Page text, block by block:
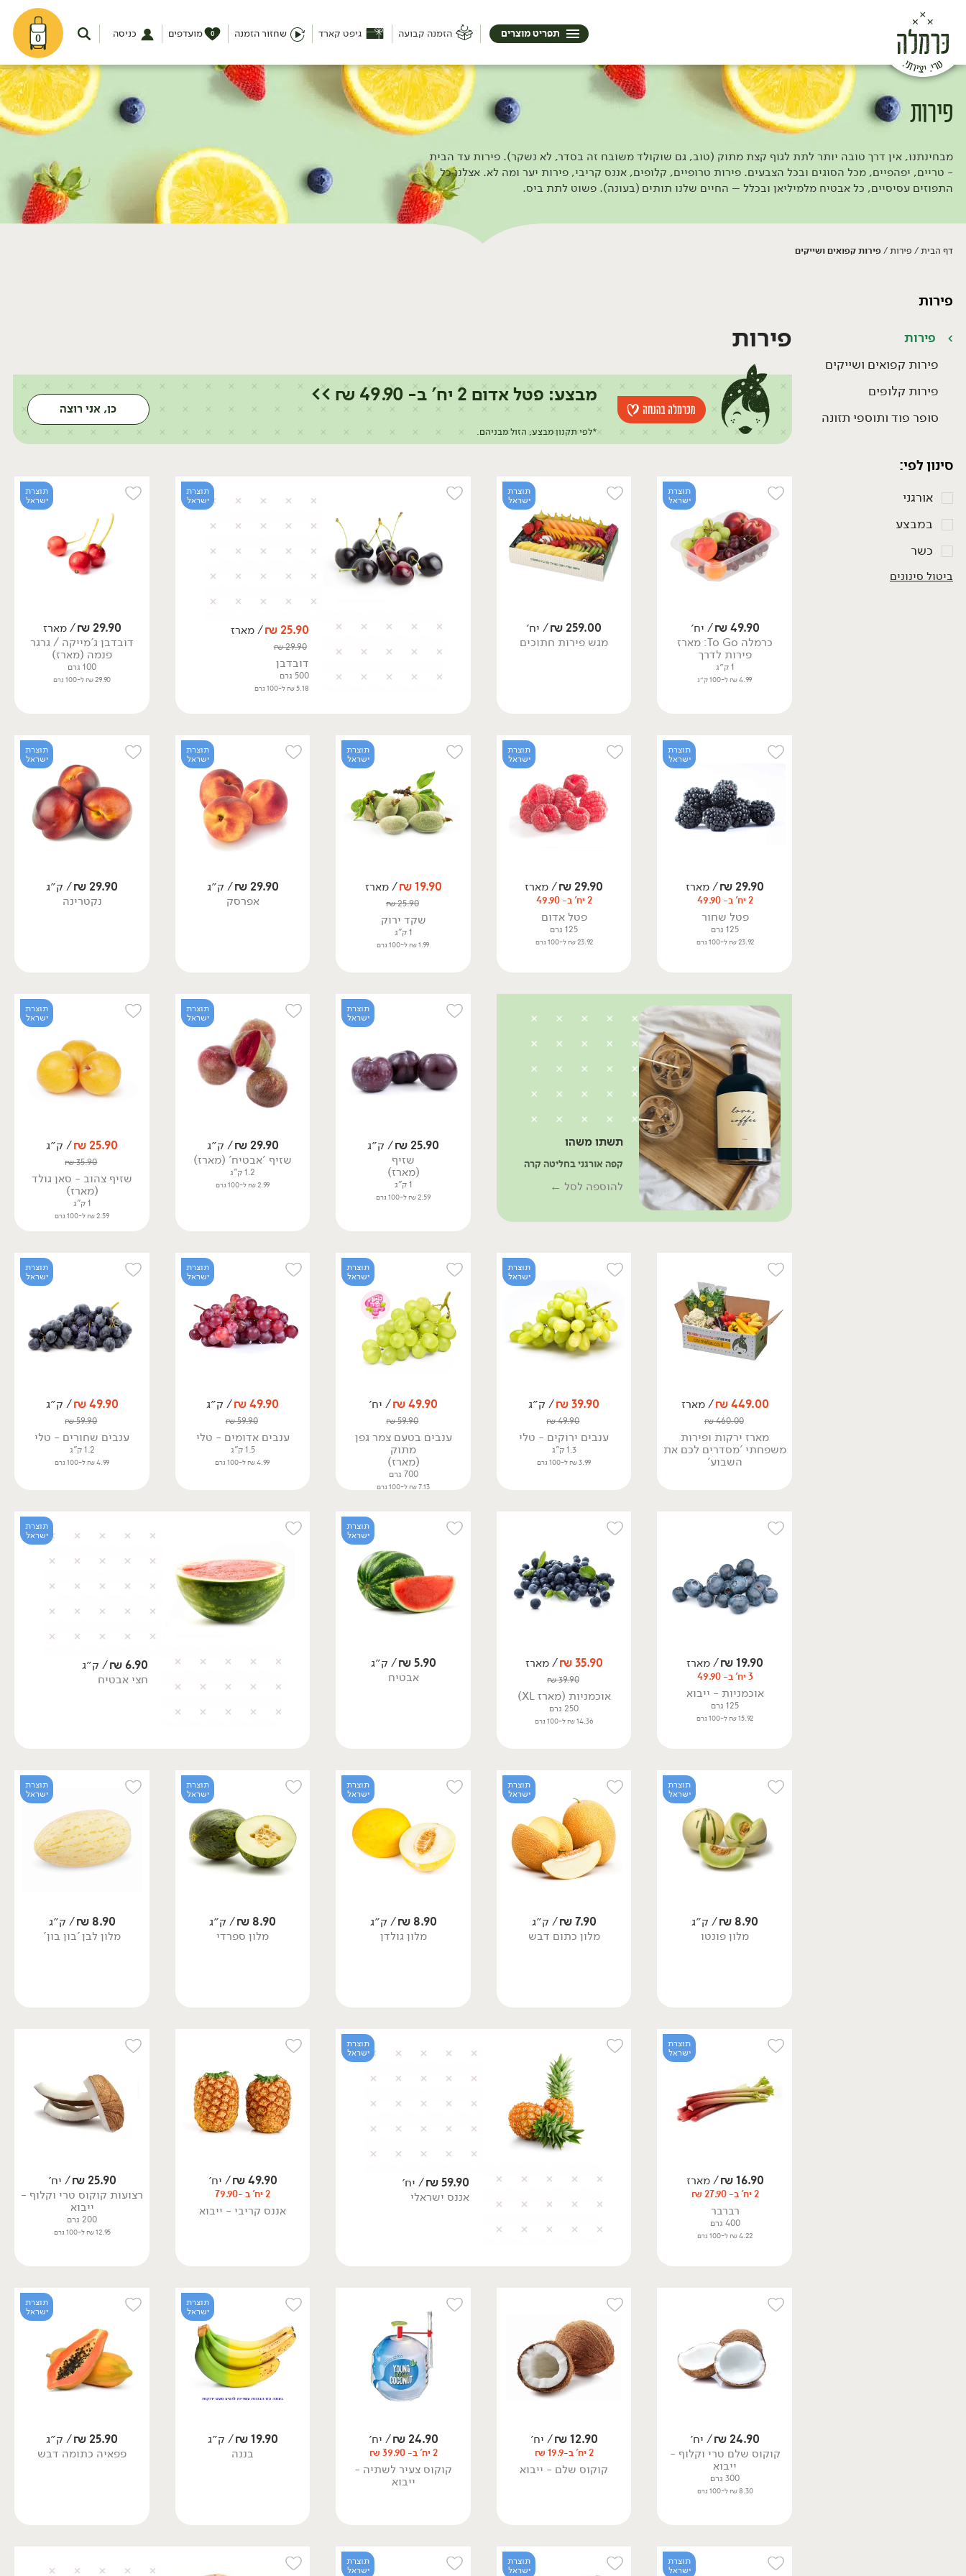
0 הזמנה קבועה גיפט קארד שחזור הזמנה מועדפים 0 כניסה תפריט מוצרים
פירות
מבחינתנו, אין דרך טובה יותר לתת לגוף קצת מתוק (טוב, גם שוקולד משובח זה בסדר, לא נשקר). פירות עד הבית
- טריים, יפהפיים, מכל הסוגים ובכל הצבעים. פירות טרופיים, קלופים, אננס קריבי, פירות יער ומה לא. אצלנו כל
התפוזים עסיסיים, כל אבטיח מלמיליאן ובכלל – החיים שלנו תותים (בעונה). פשוט לתת ביס.
דף הבית/ פירות/ פירות קפואים ושייקים
פירות
פירות
פירות קפואים ושייקים
פירות קלופים
סופר פוד ותוספי תזונה
סינון לפי:
אורגני
במבצע
כשר
ביטול סינונים
פירות
מבצע: פטל אדום 2 יח' ב- 49.90 ₪ >>
*לפי תקנון מבצע, הזול מבניהם.
כן, אני רוצה
תוצרת
ישראל
49.90
₪/ יח׳
כרמלה To Go: מארז
פירות לדרך
1 ק״ג
4.99 ₪ ל-100 ק״ג
תוצרת
ישראל
259.00
₪/ יח׳
מגש פירות חתוכים
תוצרת
ישראל
25.90
₪/ מארז
29.90
₪
דובדבן
500 גרם
5.18 ₪ ל-100 גרם
תוצרת
ישראל
29.90
₪/ מארז
דובדבן ג'מייקה / גרגר
פנמה (מארז)
100 גרם
29.90 ₪ ל-100 גרם
תוצרת
ישראל
29.90
₪/ מארז
2 יח' ב- 49.90
פטל שחור
125 גרם
23.92 ₪ ל-100 גרם
תוצרת
ישראל
29.90
₪/ מארז
2 יח' ב- 49.90
פטל אדום
125 גרם
23.92 ₪ ל-100 גרם
תוצרת
ישראל
19.90
₪/ מארז
25.90
₪
שקד ירוק
1 ק"ג
1.99 ₪ ל-100 גרם
תוצרת
ישראל
29.90
₪/ ק״ג
אפרסק
תוצרת
ישראל
29.90
₪/ ק״ג
נקטרינה
תשתו משהו
קפה אורגני בחליטה קרה
להוספה לסל ←
תוצרת
ישראל
25.90
₪/ ק״ג
שזיף
(מארז)
1 ק"ג
2.59 ₪ ל-100 גרם
תוצרת
ישראל
29.90
₪/ ק״ג
שזיף 'אבטיח' (מארז)
1.2 ק"ג
2.99 ₪ ל-100 גרם
תוצרת
ישראל
25.90
₪/ ק״ג
35.90
₪
שזיף צהוב - סאן גולד
(מארז)
1 ק"ג
2.59 ₪ ל-100 גרם
449.00
₪/ מארז
460.00
₪
מארז ירקות ופירות
משפחתי 'מסדרים לכם את
השבוע'
תוצרת
ישראל
39.90
₪/ ק״ג
49.90
₪
ענבים ירוקים - טלי
1.3 ק"ג
3.99 ₪ ל-100 גרם
תוצרת
ישראל
49.90
₪/ יח׳
59.90
₪
ענבים בטעם צמר גפן
מתוק
(מארז)
700 גרם
7.13 ₪ ל-100 גרם
תוצרת
ישראל
49.90
₪/ ק״ג
59.90
₪
ענבים אדומים - טלי
1.5 ק"ג
4.99 ₪ ל-100 גרם
תוצרת
ישראל
49.90
₪/ ק״ג
59.90
₪
ענבים שחורים - טלי
1.2 ק"ג
4.99 ₪ ל-100 גרם
19.90
₪/ מארז
3 יח' ב- 49.90
אוכמניות - ייבוא
125 גרם
15.92 ₪ ל-100 גרם
35.90
₪/ מארז
39.90
₪
אוכמניות (מארז XL)
250 גרם
14.36 ₪ ל-100 גרם
תוצרת
ישראל
5.90
₪/ ק״ג
אבטיח
תוצרת
ישראל
6.90
₪/ ק״ג
חצי אבטיח
תוצרת
ישראל
8.90
₪/ ק״ג
מלון פונטו
תוצרת
ישראל
7.90
₪/ ק״ג
מלון כתום דבש
תוצרת
ישראל
8.90
₪/ ק״ג
מלון גולדן
תוצרת
ישראל
8.90
₪/ ק״ג
מלון ספרדי
תוצרת
ישראל
8.90
₪/ ק״ג
מלון לבן 'בון בון'
תוצרת
ישראל
16.90
₪/ מארז
2 יח' ב- 27.90 ₪
רברבר
400 גרם
4.22 ₪ ל-100 גרם
תוצרת
ישראל
59.90
₪/ יח׳
אננס ישראלי
49.90
₪/ יח׳
2 יח' ב -79.90
אננס קריבי - ייבוא
25.90
₪/ יח׳
רצועות קוקוס טרי וקלוף -
ייבוא
200 גרם
12.95 ₪ ל-100 גרם
24.90
₪/ יח׳
קוקוס שלם טרי וקלוף -
ייבוא
300 גרם
8.30 ₪ ל-100 גרם
12.90
₪/ יח׳
2 יח' ב-19.9 ₪
קוקוס שלם - ייבוא
24.90
₪/ יח׳
2 יח' ב- 39.90 ₪
קוקוס צעיר לשתיה -
ייבוא
תוצרת
ישראל
19.90
₪/ ק״ג
בננה
תוצרת
ישראל
25.90
₪/ ק״ג
פפאיה כתומה דבש
תוצרת
ישראל
תוצרת
ישראל
תוצרת
ישראל